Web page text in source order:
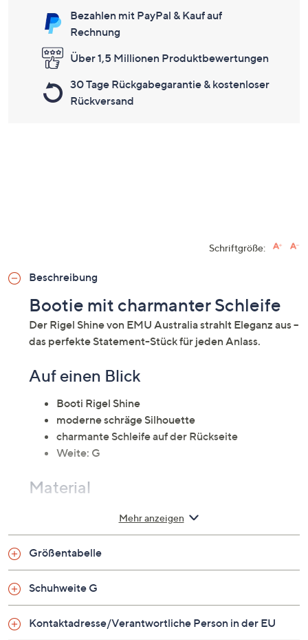
Bezahlen mit PayPal & Kauf auf
Rechnung
Über 1,5 Millionen Produktbewertungen
30 Tage Rückgabegarantie & kostenloser
Rückversand
Schriftgröße:
Beschreibung
Bootie mit charmanter Schleife
Der Rigel Shine von EMU Australia strahlt Eleganz aus –
das perfekte Statement-Stück für jeden Anlass.
Auf einen Blick
Booti Rigel Shine
moderne schräge Silhouette
charmante Schleife auf der Rückseite
Weite: G
Material
Obermaterial: Leder (Schaf)
Futter/Decksohle: Leder (Schaf)
Laufsohle: Sonstiges (Rubber)
Mehr anzeigen
Größentabelle
Schuhweite G
Kontaktadresse/Verantwortliche Person in der EU